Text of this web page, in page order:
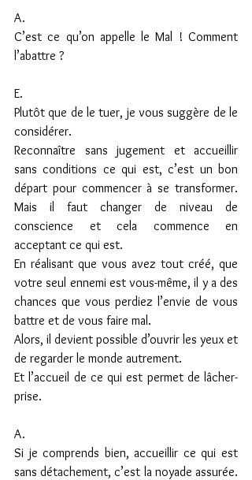
A.
C’est ce qu’on appelle le Mal ! Comment
l’abattre ?
E.
Plutôt que de le tuer, je vous suggère de le
considérer.
Reconnaître sans jugement et accueillir
sans conditions ce qui est, c’est un bon
départ pour commencer à se transformer.
Mais il faut changer de niveau de
conscience et cela commence en
acceptant ce qui est.
En réalisant que vous avez tout créé, que
votre seul ennemi est vous-même, il y a des
chances que vous perdiez l’envie de vous
battre et de vous faire mal.
Alors, il devient possible d’ouvrir les yeux et
de regarder le monde autrement.
Et l’accueil de ce qui est permet de lâcher-
prise.
A.
Si je comprends bien, accueillir ce qui est
sans détachement, c’est la noyade assurée.